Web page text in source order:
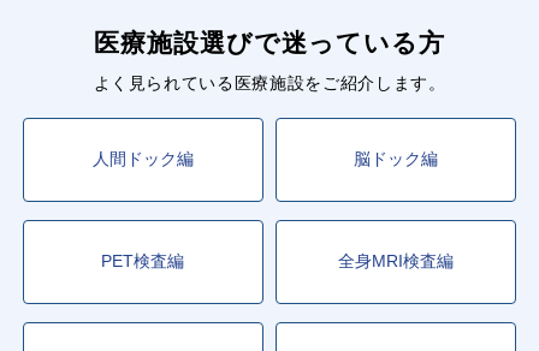
医療施設選びで迷っている方
よく見られている医療施設をご紹介します。
人間ドック編 脳ドック編
PET検査編 全身MRI検査編